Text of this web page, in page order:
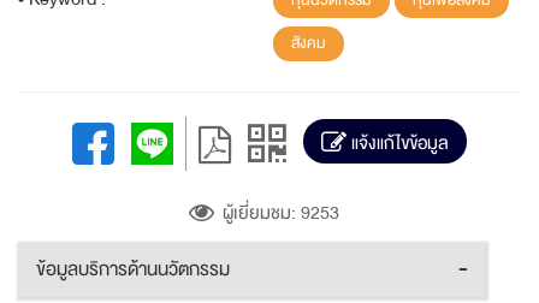
ข้อมูลบริการด้านนวัตกรรม -
สังคม
แจ้งแก้ไขข้อมูล
ผู้เยี่ยมชม: 9253